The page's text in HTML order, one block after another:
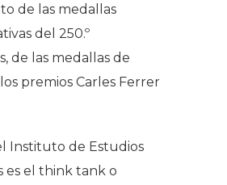
de las medallas
del 250.º
de las medallas de
premios Carles Ferrer
Instituto de Estudios
es el think tank o